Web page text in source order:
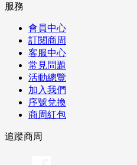
服務
會員中心
訂閱商周
客服中心
常見問題
活動總覽
加入我們
序號兌換
商周紅包
追蹤商周